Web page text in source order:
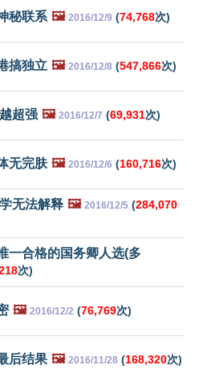
秘联系 🖼️ 2016/12/9 (74,768次)
搞独立 🖼️ 2016/12/8 (547,866次)
超强 🖼️ 2016/12/7 (69,931次)
无完肤 🖼️ 2016/12/6 (160,716次)
无法解释 🖼️ 2016/12/5 (284,070
一合格的国务卿人选(多
次)
🖼️ 2016/12/2 (76,769次)
后结果 🖼️ 2016/11/28 (168,320次)